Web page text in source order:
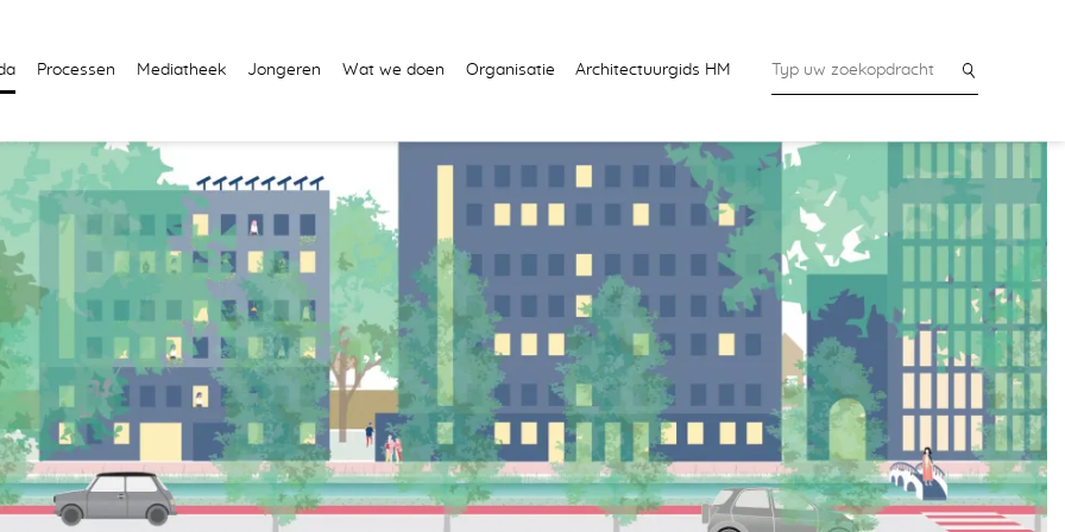
Processen Mediatheek Jongeren Wat we doen Organisatie Architectuurgids HM